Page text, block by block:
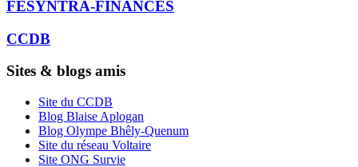
FESYNTRA-FINANCES
CCDB
Sites & blogs amis
Site du CCDB
Blog Blaise Aplogan
Blog Olympe Bhêly-Quenum
Site du réseau Voltaire
Site ONG Survie